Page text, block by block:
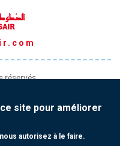
réservés
site pour améliorer
autorisez à le faire.